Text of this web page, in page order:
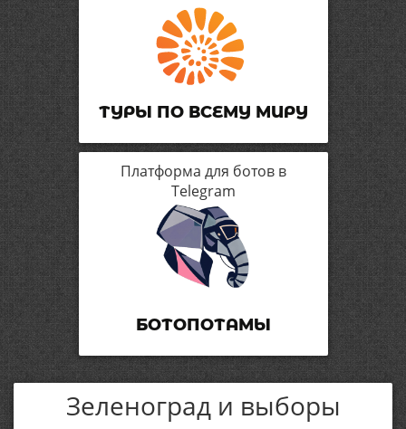
ТУРЫ ПО ВСЕМУ МИРУ
Платформа для ботов в
Telegram
БОТОПОТАМЫ
Зеленоград и выборы